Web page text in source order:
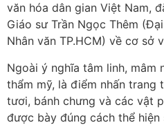
văn hóa dân gian Việt Nam,
Giáo sư Trần Ngọc Thêm
Nhân văn TP.HCM) về cơ sở
Ngoài ý nghĩa tâm linh, mâm
thẩm mỹ, là điểm nhấn trang
tươi, bánh chưng và các vật
được bày đúng cách thể